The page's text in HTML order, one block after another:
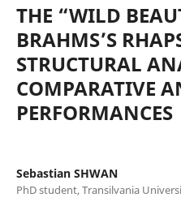
THE “WILD
BRAHMS’S
STRUCTURAL
COMPARATIVE
PERFORMANCES
Sebastian SHWAN
PhD student, Transilvania